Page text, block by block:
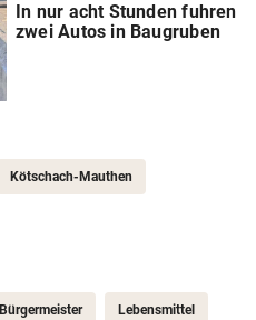
In nur acht Stunden fuhren
zwei Autos in Baugruben
Kötschach-Mauthen
Bürgermeister Lebensmittel